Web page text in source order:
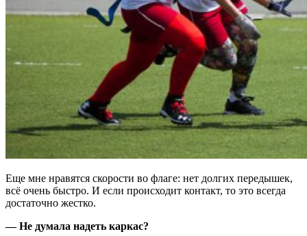
Еще мне нравятся скорости во флаге: нет долгих передышек,
всё очень быстро. И если происходит контакт, то это всегда
достаточно жестко.
— Не думала надеть каркас?